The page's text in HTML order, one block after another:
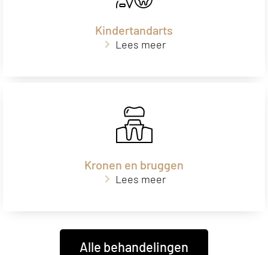
Kindertandarts
Lees meer
Kronen en bruggen
Lees meer
Alle behandelingen